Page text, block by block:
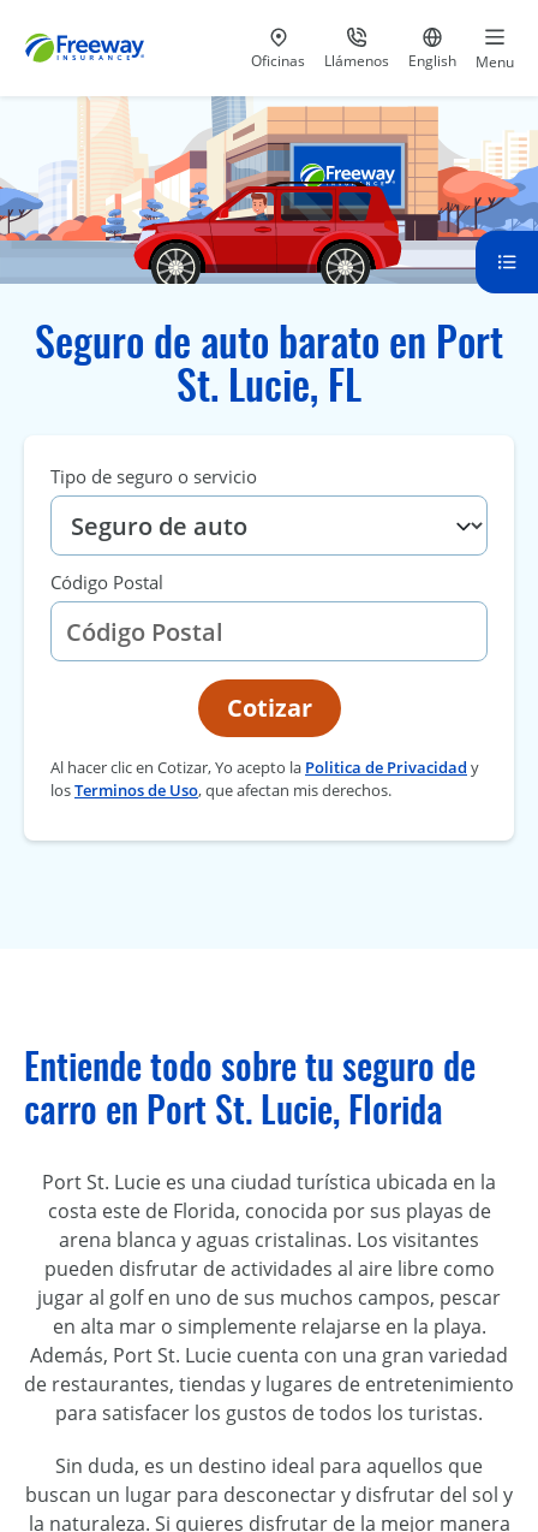
Visita nuestras
Oficinas Llámenos
al 800-441-5533
Ir al sitio
English Menu
Seguro de auto barato en Port
St. Lucie, FL
Tipo de seguro o servicio
Código Postal
Cotizar
Al hacer clic en Cotizar, Yo acepto la Politica de Privacidad y
losTerminos de Uso, que afectan mis derechos.
Entiende todo sobre tu seguro de
carro en Port St. Lucie, Florida
Port St. Lucie es una ciudad turística ubicada en la
costa este de Florida, conocida por sus playas de
arena blanca y aguas cristalinas. Los visitantes
pueden disfrutar de actividades al aire libre como
jugar al golf en uno de sus muchos campos, pescar
en alta mar o simplemente relajarse en la playa.
Además, Port St. Lucie cuenta con una gran variedad
de restaurantes, tiendas y lugares de entretenimiento
para satisfacer los gustos de todos los turistas.
Sin duda, es un destino ideal para aquellos que
buscan un lugar para desconectar y disfrutar del sol y
la naturaleza. Si quieres disfrutar de la mejor manera